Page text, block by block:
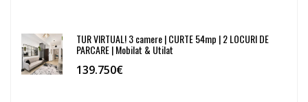
TUR VIRTUAL! 3 camere | CURTE 54mp | 2 LOCURI DE
PARCARE | Mobilat & Utilat
139.750€